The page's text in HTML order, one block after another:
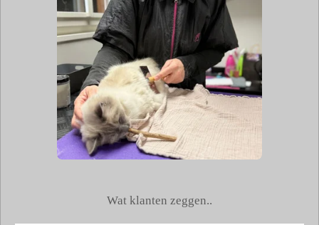
Wat klanten zeggen..